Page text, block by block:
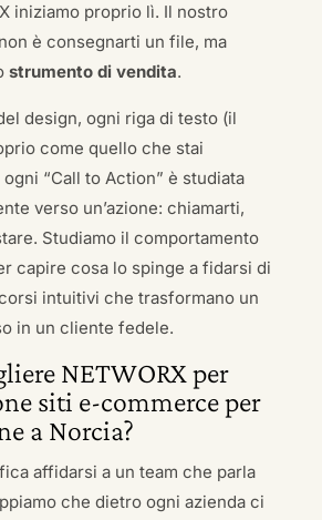
iniziamo proprio lì. Il nostro
è consegnarti un file, ma
strumento di vendita.
design, ogni riga di testo (il
come quello che stai
“Call to Action” è studiata
verso un’azione: chiamarti,
Studiamo il comportamento
capire cosa lo spinge a fidarsi di
intuitivi che trasformano un
in un cliente fedele.
NETWORX per
siti e-commerce per
a Norcia?
affidarsi a un team che parla
che dietro ogni azienda ci